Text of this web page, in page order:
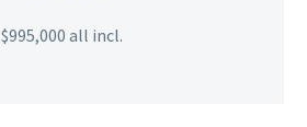
$995,000 all incl.